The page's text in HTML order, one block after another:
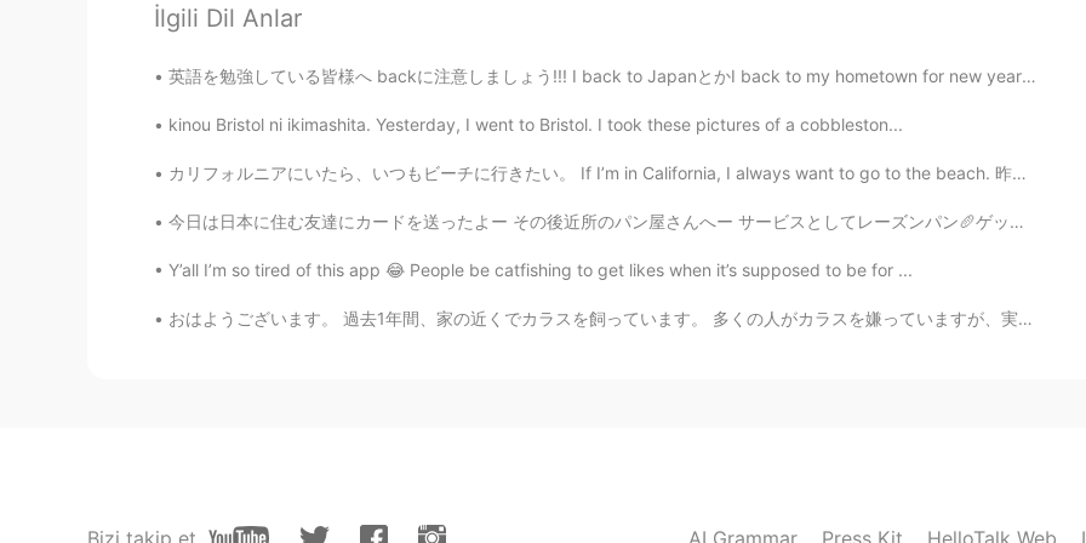
チョコレートケーキが好きです！ 11月2日は私の誕生日でもあります！一緒ですね😊！
nk 2019.10.19 04:10
İlgili Dil Anlar
英語を勉強している皆様へ backに注意しましょう!!! I back to JapanとかI back to my hometown for new year'sはよく聞きますが、とても変で...
kinou Bristol ni ikimashita. Yesterday, I went to Bristol. I took these pictures of a cobbleston...
カリフォルニアにいたら、いつもビーチに行きたい。 If I’m in California, I always want to go to the beach. 昨日、ビーチの近い店で塩キャラ...
今日は日本に住む友達にカードを送ったよー その後近所のパン屋さんへー サービスとしてレーズンパン🥖ゲットー おばちゃんありがとう😍 この人はよくオマケしてくれるで有名みたい。 他の店舗あっても...
Y’all I’m so tired of this app 😂 People be catfishing to get likes when it’s supposed to be for ...
おはようございます。 過去1年間、家の近くでカラスを飼っています。 多くの人がカラスを嫌っていますが、実際にはカラスはこの惑星で最もインテリジェントな鳥の1つです。 この写真のカラスは私を...
Bizi takip et AI Grammar Press Kit HelloTalk Web